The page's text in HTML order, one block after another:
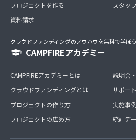
プロジェクトを作る
資料請求
スタッ
クラウドファンディングのノウハウを無料で学ぼう
CAMPFIREアカデミー
CAMPFIREアカデミーとは
クラウドファンディングとは
プロジェクトの作り方
プロジェクトの広め方
説明会
サポー
実施事例
統計デ